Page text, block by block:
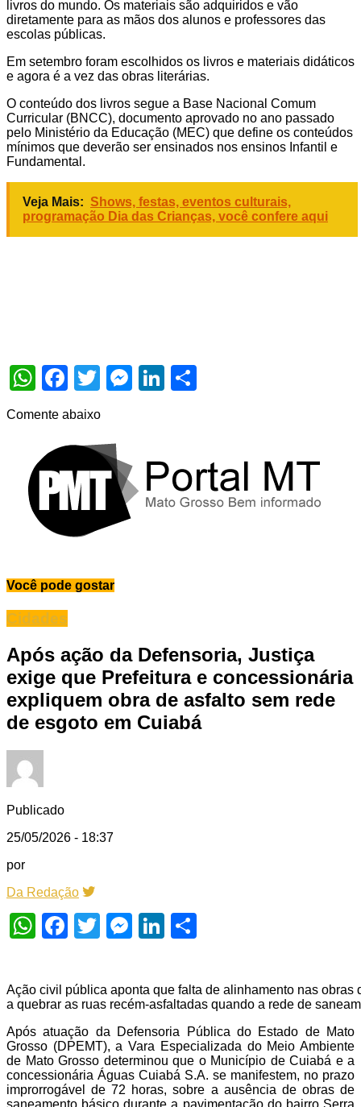
livros do mundo. Os materiais são adquiridos e vão
diretamente para as mãos dos alunos e professores das
escolas públicas.
Em setembro foram escolhidos os livros e materiais didáticos
e agora é a vez das obras literárias.
O conteúdo dos livros segue a Base Nacional Comum
Curricular (BNCC), documento aprovado no ano passado
pelo Ministério da Educação (MEC) que define os conteúdos
mínimos que deverão ser ensinados nos ensinos Infantil e
Fundamental.
Veja Mais: Shows, festas, eventos culturais,
programação Dia das Crianças, você confere aqui
WhatsApp
Facebook
TwitterMessenger
LinkedIn
Comente abaixo
Você pode gostar
Cidades
Após ação da Defensoria, Justiça
exige que Prefeitura e concessionária
expliquem obra de asfalto sem rede
de esgoto em Cuiabá
Publicado
25/05/2026 - 18:37
por
Da Redação
WhatsApp
Facebook
TwitterMessenger
LinkedIn
Ação civil pública aponta que falta de alinhamento nas
a quebrar as ruas recém-asfaltadas quando a rede de
Após atuação da Defensoria Pública do Estado de Mato
Grosso (DPEMT), a Vara Especializada do Meio Ambiente
de Mato Grosso determinou que o Município de Cuiabá e a
concessionária Águas Cuiabá S.A. se manifestem, no prazo
improrrogável de 72 horas, sobre a ausência de obras de